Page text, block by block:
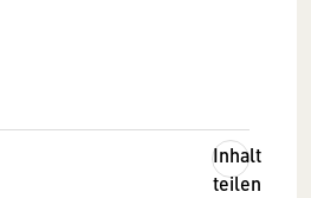
Inhalt
teilen